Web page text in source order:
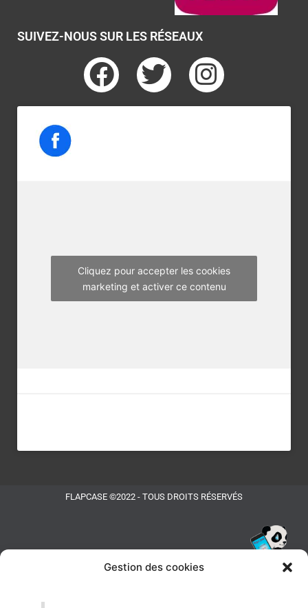
Gestion des cookies
SUIVEZ-NOUS SUR LES RÉSEAUX
F
a
T
w
I
n
m
Cliquez pour accepter les cookies
marketing et activer ce contenu
FLAPCASE ©2022 - TOUS DROITS RÉSERVÉS